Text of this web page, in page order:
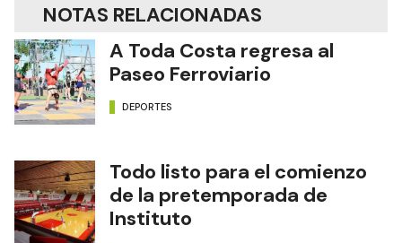
NOTAS RELACIONADAS
A Toda Costa regresa al
Paseo Ferroviario
DEPORTES
Todo listo para el comienzo
de la pretemporada de
Instituto